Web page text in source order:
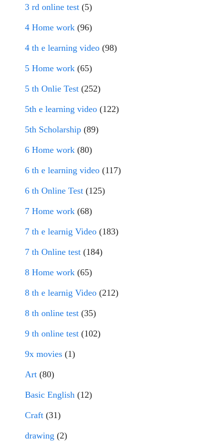
3 rd online test (5)
4 Home work (96)
4 th e learning video (98)
5 Home work (65)
5 th Onlie Test (252)
5th e learning video (122)
5th Scholarship (89)
6 Home work (80)
6 th e learning video (117)
6 th Online Test (125)
7 Home work (68)
7 th e learnig Video (183)
7 th Online test (184)
8 Home work (65)
8 th e learnig Video (212)
8 th online test (35)
9 th online test (102)
9x movies (1)
Art (80)
Basic English (12)
Craft (31)
drawing (2)